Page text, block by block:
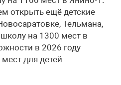
открыть ещё детские
Тельмана,
на 1300 мест в
в 2026 году
для детей